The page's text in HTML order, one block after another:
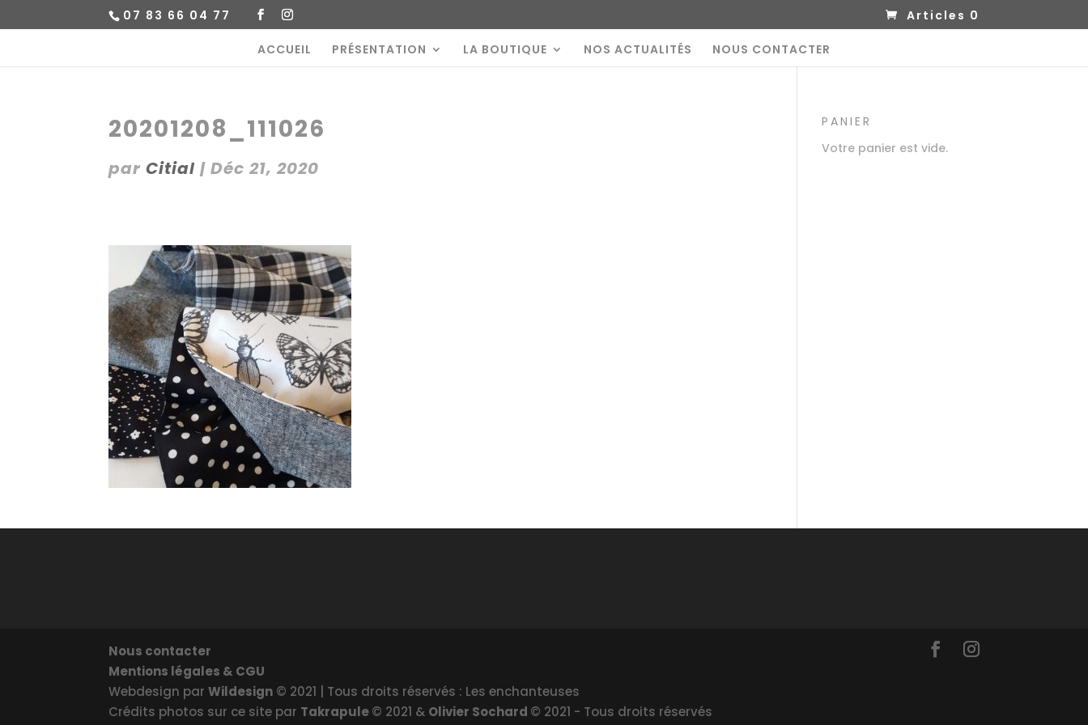
07 83 66 04 77 Articles 0
ACCUEIL PRÉSENTATION LA BOUTIQUE NOS ACTUALITÉS NOUS CONTACTER
20201208_111026
parCitial |Déc 21, 2020
PANIER
Votre panier est vide.
Nous contacter
Mentions légales & CGU
Webdesign parWildesign © 2021 | Tous droits réservés : Les enchanteuses
Crédits photos sur ce site par Takrapule© 2021 & Olivier Sochard © 2021 - Tous droits réservés